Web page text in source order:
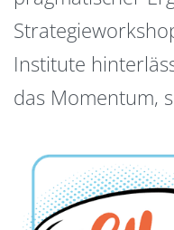
Institute
das Momentum,